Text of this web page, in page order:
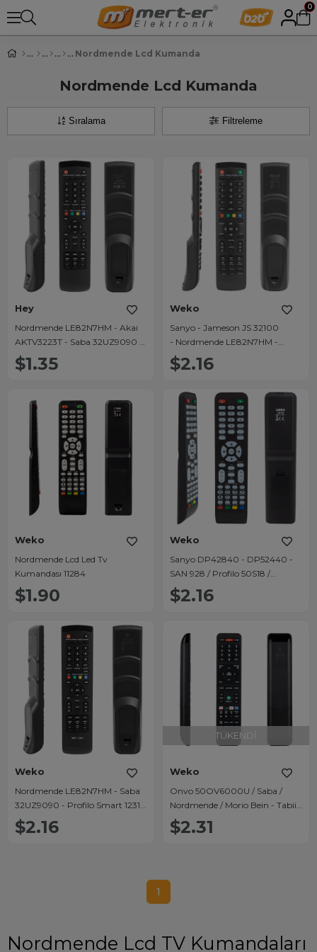
0
Nordmende Lcd Kumanda
Nordmende Lcd Kumanda
Filtreleme
Sıralama
Hey
Nordmende LE82N7HM - Akai
AKTV3223T - Saba 32UZ9090 -
Profilo Smart 1231 - Sanyo Lcd
Led Tv Kumandası
$1.35
Weko
Sanyo - Jameson JS 32100
- Nordmende LE82N7HM -
Awox 40102 20" 22'' 32'' Lcd Tv
Kumandası
$2.16
Weko
Nordmende Lcd Led Tv
Kumandası 11284
$1.90
Weko
Sanyo DP42840 - DP52440 -
SAN 928 / Profilo 50S18 /
Selecline LE 32D11T2 /
Nordmende Lcd Tv Kumanda
$2.16
Weko
Nordmende LE82N7HM - Saba
32UZ9090 - Profilo Smart 1231 -
Sanyo Lcd Led Tv Kumandası
$2.16
TÜKENDI
Weko
Onvo 50OV6000U / Saba /
Nordmende / Morio Bein - Tabii -
Netflix - Youtube Tuşlu Androıd
Smart Lcd TV Kumanda
$2.31
1
Nordmende Lcd TV Kumandaları